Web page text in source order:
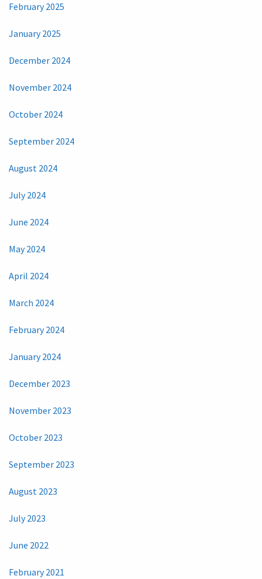
February 2025
January 2025
December 2024
November 2024
October 2024
September 2024
August 2024
July 2024
June 2024
May 2024
April 2024
March 2024
February 2024
January 2024
December 2023
November 2023
October 2023
September 2023
August 2023
July 2023
June 2022
February 2021